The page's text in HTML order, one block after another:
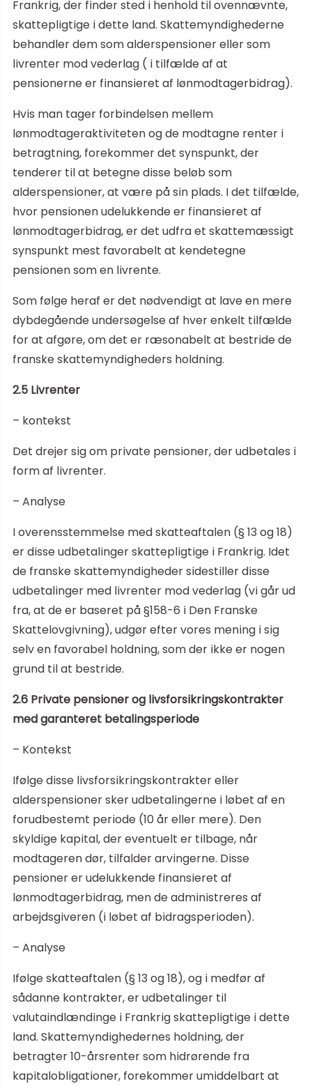
Frankrig, der finder sted i henhold til ovennævnte,
skattepligtige i dette land. Skattemyndighederne
behandler dem som alderspensioner eller som
livrenter mod vederlag ( i tilfælde af at
pensionerne er finansieret af lønmodtagerbidrag).
Hvis man tager forbindelsen mellem
lønmodtageraktiviteten og de modtagne renter i
betragtning, forekommer det synspunkt, der
tenderer til at betegne disse beløb som
alderspensioner, at være på sin plads. I det tilfælde,
hvor pensionen udelukkende er finansieret af
lønmodtagerbidrag, er det udfra et skattemæssigt
synspunkt mest favorabelt at kendetegne
pensionen som en livrente.
Som følge heraf er det nødvendigt at lave en mere
dybdegående undersøgelse af hver enkelt tilfælde
for at afgøre, om det er ræsonabelt at bestride de
franske skattemyndigheders holdning.
2.5 Livrenter
– kontekst
Det drejer sig om private pensioner, der udbetales i
form af livrenter.
– Analyse
I overensstemmelse med skatteaftalen (§ 13 og 18)
er disse udbetalinger skattepligtige i Frankrig. Idet
de franske skattemyndigheder sidestiller disse
udbetalinger med livrenter mod vederlag (vi går ud
fra, at de er baseret på §158-6 i Den Franske
Skattelovgivning), udgør efter vores mening i sig
selv en favorabel holdning, som der ikke er nogen
grund til at bestride.
2.6 Private pensioner og livsforsikringskontrakter
med garanteret betalingsperiode
– Kontekst
Ifølge disse livsforsikringskontrakter eller
alderspensioner sker udbetalingerne i løbet af en
forudbestemt periode (10 år eller mere). Den
skyldige kapital, der eventuelt er tilbage, når
modtageren dør, tilfalder arvingerne. Disse
pensioner er udelukkende finansieret af
lønmodtagerbidrag, men de administreres af
arbejdsgiveren (i løbet af bidragsperioden).
– Analyse
Ifølge skatteaftalen (§ 13 og 18), og i medfør af
sådanne kontrakter, er udbetalinger til
valutaindlændinge i Frankrig skattepligtige i dette
land. Skattemyndighedernes holdning, der
betragter 10-årsrenter som hidrørende fra
kapitalobligationer, forekommer umiddelbart at